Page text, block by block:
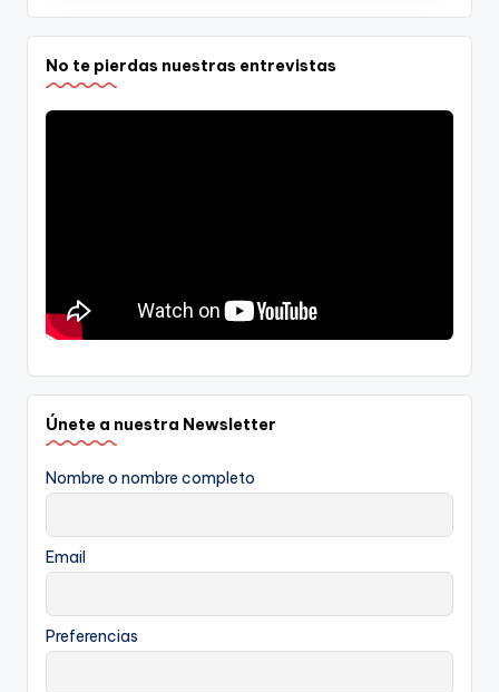
No te pierdas nuestras entrevistas
Únete a nuestra Newsletter
Nombre o nombre completo
Email
Preferencias